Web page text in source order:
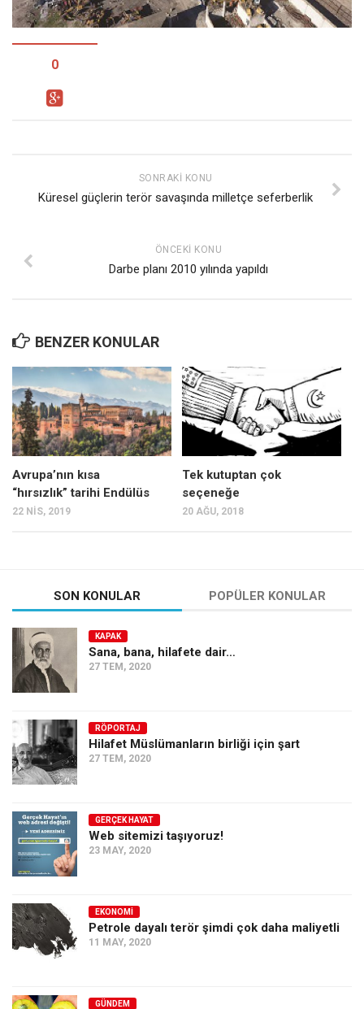
Facebook
Editörden
Yvonne Ridley
Leyla Şerif Emin
Selçuk Türkyılmaz
Mehmet Ali Tekin
Abir E. Nahas
Amina S. Jenenkovic
Bağdagül Öz
Esra Elönü
Kategoriler
Kültür Sanat
Kitap
Karisi kitap sualleri
7 soruda bu hafta
Ekonomi
Spor
Sağlık
Gıda-Beslenme
Türkiye
Siyaset
Dünya
0
SONRAKI KONU
Küresel güçlerin terör savaşında milletçe seferberlik
ÖNCEKI KONU
Darbe planı 2010 yılında yapıldı
BENZER KONULAR
Avrupa’nın kısa
“hırsızlık” tarihi Endülüs
22 NIS, 2019
Tek kutuptan çok
seçeneğe
20 AĞU, 2018
SON KONULAR POPÜLER KONULAR
KAPAK
Sana, bana, hilafete dair…
27 TEM, 2020
RÖPORTAJ
Hilafet Müslümanların birliği için şart
27 TEM, 2020
GERÇEK HAYAT
Web sitemizi taşıyoruz!
23 MAY, 2020
EKONOMI
Petrole dayalı terör şimdi çok daha maliyetli
11 MAY, 2020
GÜNDEM